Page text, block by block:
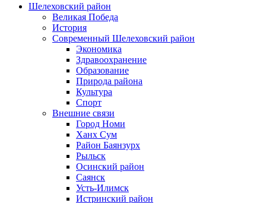
Шелеховский район
Великая Победа
История
Современный Шелеховский район
Экономика
Здравоохранение
Образование
Природа района
Культура
Спорт
Внешние связи
Город Номи
Ханх Сум
Район Баянзурх
Рыльск
Осинский район
Саянск
Усть-Илимск
Истринский район